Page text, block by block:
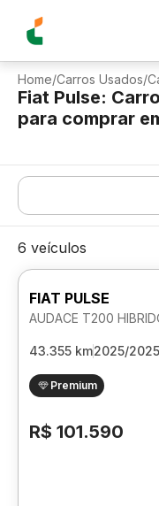
Home/Carros Usados/
Fiat Pulse:
para comprar
6 veículos
FIAT PULSE
AUDACE T200
43.355 km2025/2025
Premium
R$ 101.590